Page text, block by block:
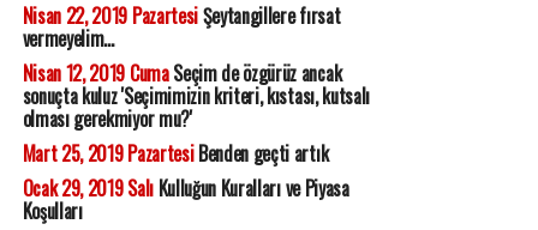
Nisan 22, 2019 PazartesiŞeytangillere fırsat
vermeyelim...
Nisan 12, 2019 CumaSeçim de özgürüz ancak
sonuçta kuluz 'Seçimimizin kriteri, kıstası, kutsalı
olması gerekmiyor mu?'
Mart 25, 2019 PazartesiBenden geçti artık
Ocak 29, 2019 SalıKulluğun Kuralları ve Piyasa
Koşulları